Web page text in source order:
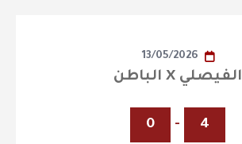
13/05/2026
الفيصلي X الباطن
4
-
0